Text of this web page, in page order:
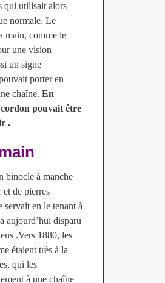
qui utilisait alors
normale. Le
main, comme le
une vision
un signe
porter en
chaîne. En
pouvait être
.
binocle à manche
et de pierres
servait en le tenant à
aujourd’hui disparu
.Vers 1880, les
étaient très à la
qui les
à une chaîne